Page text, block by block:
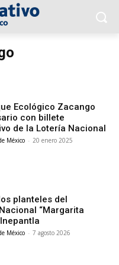
Ecológico Zacango
con billete
de la Lotería Nacional
México - 20 enero 2025
planteles del
“Margarita
México - 7 agosto 2026